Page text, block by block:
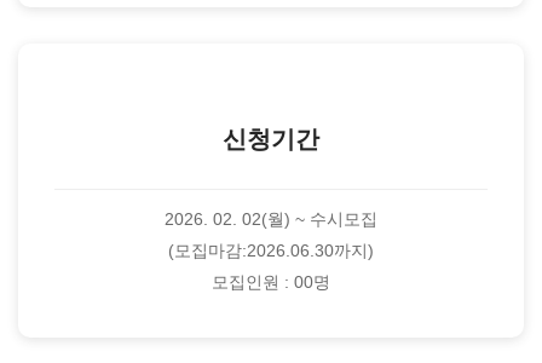
신청기간
2026. 02. 02(월) ~ 수시모집
(모집마감:2026.06.30까지)
모집인원 : 00명